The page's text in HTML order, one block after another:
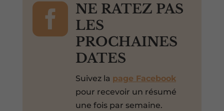

NE RATEZ PAS
LES
PROCHAINES
DATES
Suivez la page Facebook
pour recevoir un résumé
une fois par semaine.